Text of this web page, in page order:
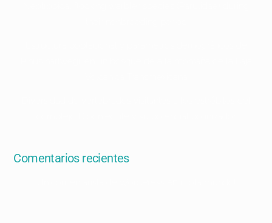
Comentarios recientes